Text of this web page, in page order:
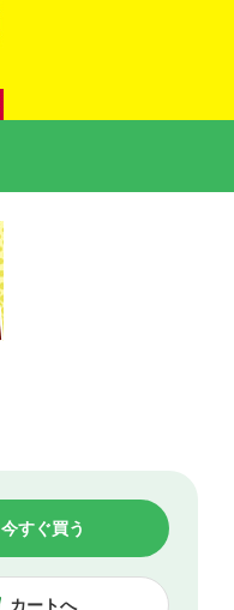
カートへ
今すぐ買う